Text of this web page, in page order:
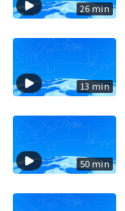
26 min
13 min
50 min